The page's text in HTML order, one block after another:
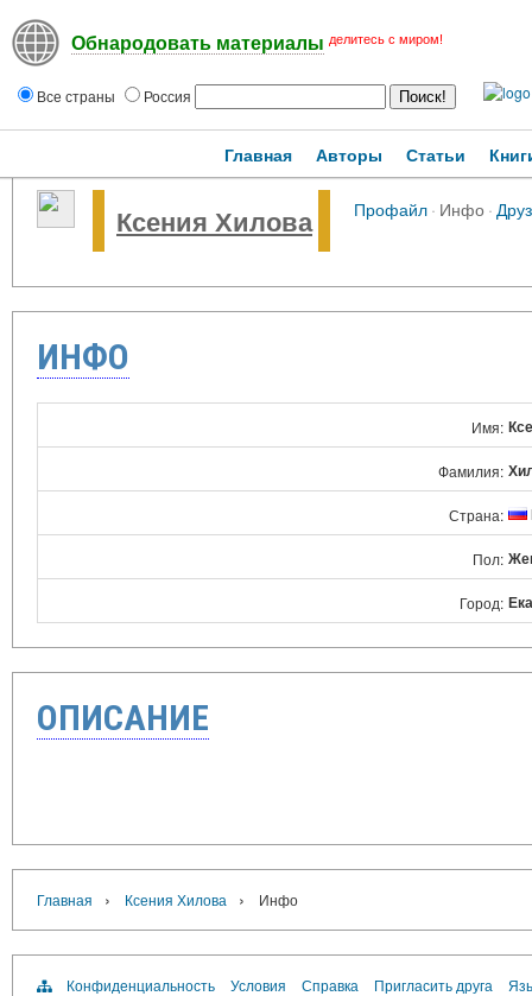
Обнародовать материалы делитесь с миром!
Все страны Россия
Главная Авторы Статьи
Ксения Хилова Профайл· Инфо·
ИНФО
Имя:
Фамилия:
Страна:
Пол:
Город:
ОПИСАНИЕ
Главная › Ксения Хилова › Инфо
Конфиденциальность Условия Справка Пригласить друга